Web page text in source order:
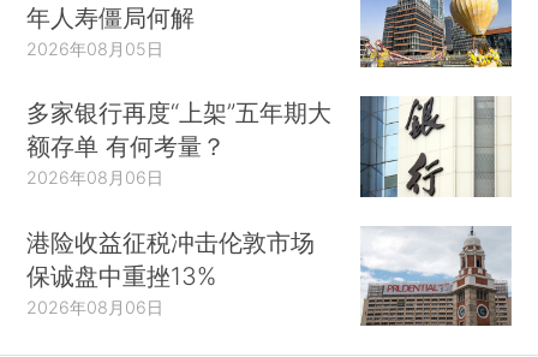
年人寿僵局何解
2026年08月05日
多家银行再度“上架”五年期大
额存单 有何考量？
2026年08月06日
港险收益征税冲击伦敦市场
保诚盘中重挫13%
2026年08月06日